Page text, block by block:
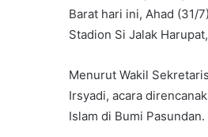
Barat hari ini, Ahad (31/
Stadion Si Jalak
Menurut Wakil
Irsyadi, acara
Islam di Bumi Pasundan.